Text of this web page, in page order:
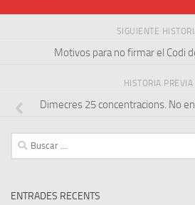
SIGUIENTE
Motivos para no firmar el Codi
HISTORIA PREVIA
Dimecres 25 concentracions. No
Buscar:
ENTRADES RECENTS